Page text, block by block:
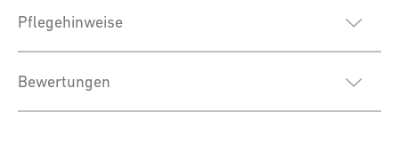
Pflegehinweise
Bewertungen